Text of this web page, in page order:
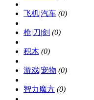
飞机|汽车 (0)
枪|刀|剑 (0)
积木 (0)
游戏|宠物 (0)
智力魔方 (0)